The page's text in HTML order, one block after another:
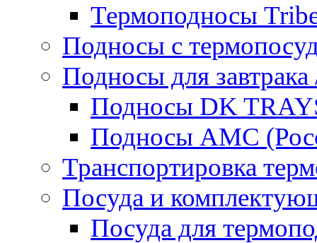
Термоподносы
Подносы с
Подносы для завтрака
Подносы DK
Подносы AMC
Транспортировка
Посуда и
Посуда для